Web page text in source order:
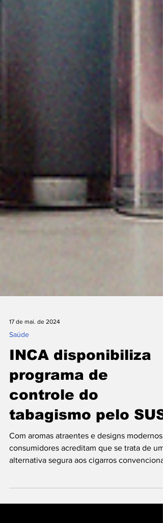
17 de mai. de 2024
INCA disponibiliza
programa de
controle do
tabagismo pelo SUS
Com aromas atraentes e designs modernos,
alternativa segura aos cigarros
Nos...